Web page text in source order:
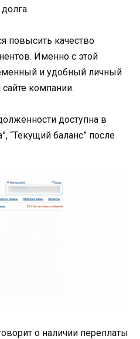
повысить качество
Именно с этой
и удобный личный
компании.
доступна в
“Текущий баланс” после
о наличии переплаты